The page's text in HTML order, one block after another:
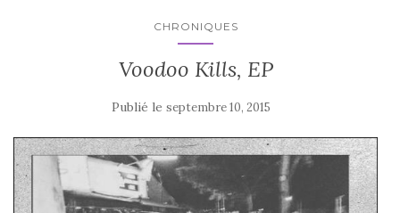
CHRONIQUES
Voodoo Kills, EP
Publié le septembre 10, 2015